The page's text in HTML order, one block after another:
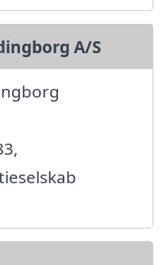
A/S